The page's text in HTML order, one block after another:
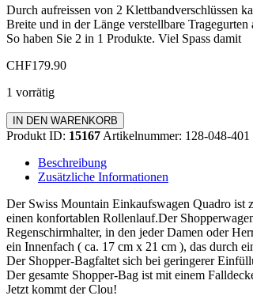
Durch aufreissen von 2 Klettbandverschlüssen
Breite und in der Länge verstellbare Tragegurten
So haben Sie 2 in 1 Produkte. Viel Spass damit
CHF179.90
1 vorrätig
Einkaufswagen
Quadro
IN DEN WARENKORB
Produkt ID: 15167 Artikelnummer: 128-048-401
Beschreibung
Zusätzliche Informationen
Der Swiss Mountain Einkaufswagen Quadro ist
einen konfortablen Rollenlauf.Der
Regenschirmhalter, in den jeder Damen oder
ein Innenfach ( ca. 17 cm x 21 cm ), das durch
Der Shopper-Bagfaltet sich bei geringerer
Der gesamte Shopper-Bag ist mit einem
Jetzt kommt der Clou!